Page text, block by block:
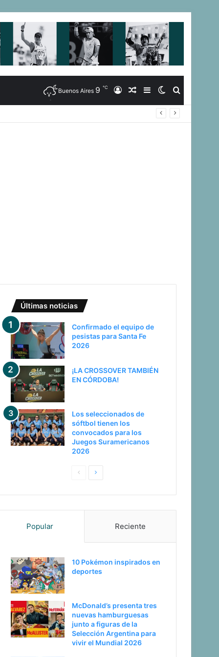
Buscar
Switch
skin
Barra
Lateral
Artículo
Aleatorio
Iniciar
Sesión
Buenos Aires 9 ℃
Suramericanos 2026
Últimas noticias
Confirmado el equipo de
pesistas para Santa Fe
2026
¡LA CROSSOVER TAMBIÉN
EN CÓRDOBA!
Los seleccionados de
sóftbol tienen los
convocados para los
Juegos Suramericanos
2026
n
r
i
o
e
t
á
g
i
Popular Reciente
10 Pokémon inspirados en
deportes
McDonald’s presenta tres
nuevas hamburguesas
junto a figuras de la
Selección Argentina para
vivir el Mundial 2026